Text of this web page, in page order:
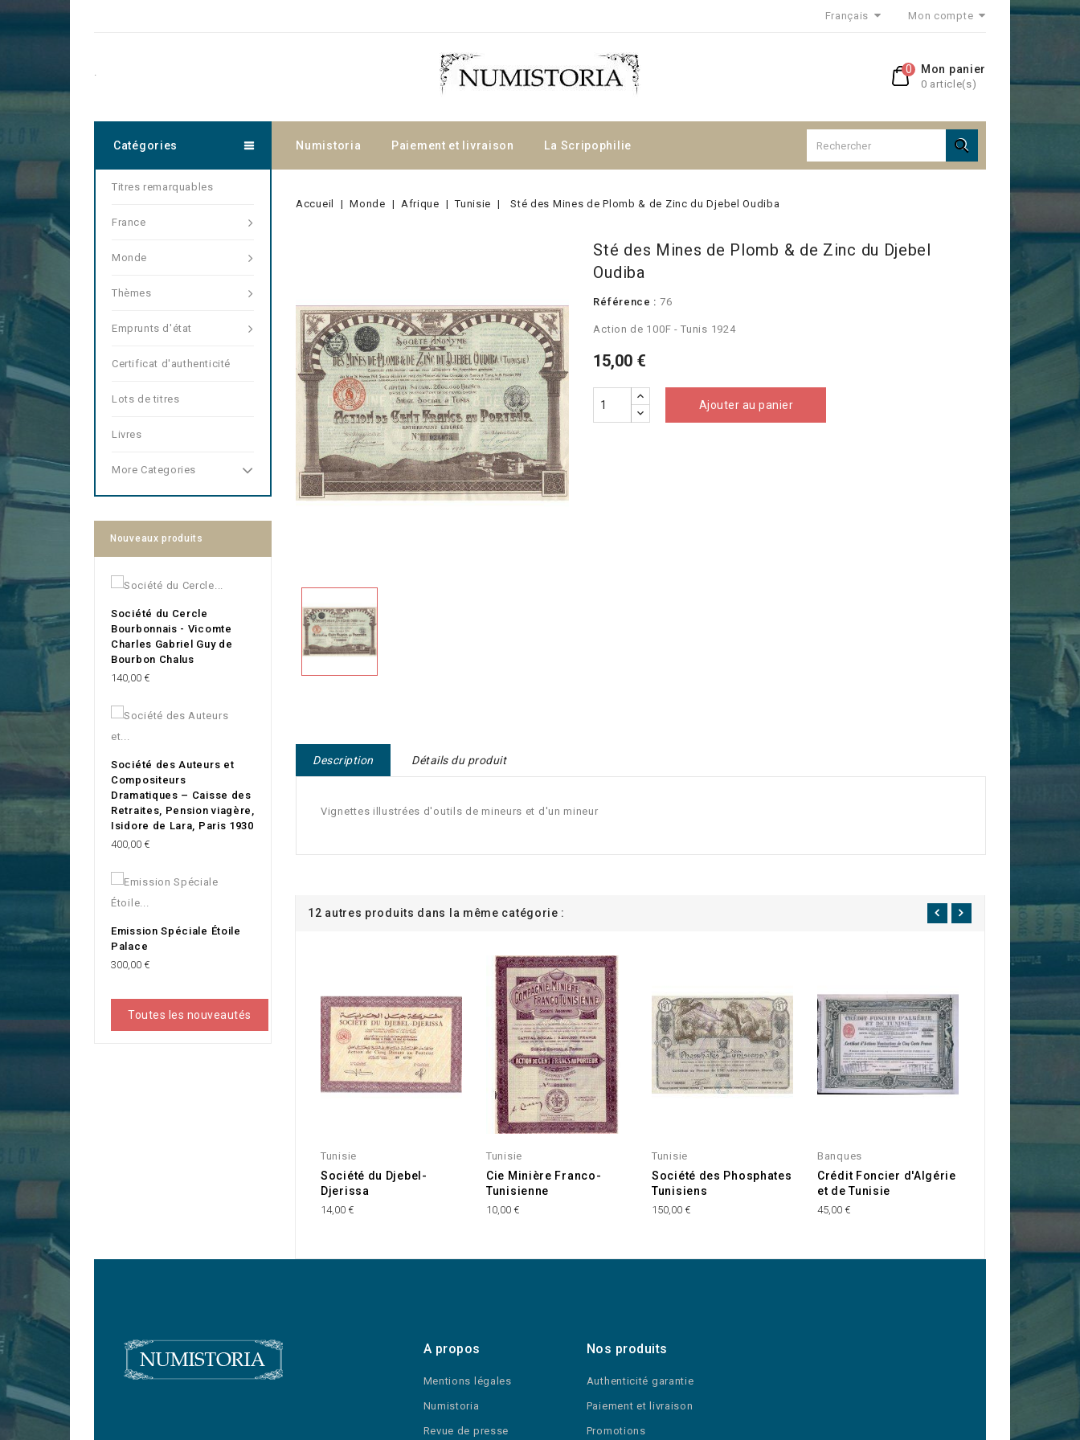
Français Mon compte
Mon panier
0 article(s)
0
.
Numistoria Paiement et livraison La Scripophilie 
Catégories
Titres remarquables
France
Monde
Thèmes
Emprunts d'état
Certificat d'authenticité
Lots de titres
Livres
More Categories
Nouveaux produits
Société du Cercle
Bourbonnais - Vicomte
Charles Gabriel Guy de
Bourbon Chalus
Prix
140,00 €
Société des Auteurs et
Compositeurs
Dramatiques – Caisse des
Retraites, Pension viagère,
Isidore de Lara, Paris 1930
Prix
400,00 €
Emission Spéciale Étoile
Palace
Prix
300,00 €
Toutes les nouveautés
Accueil Monde Afrique Tunisie Sté des Mines de Plomb & de Zinc du Djebel Oudiba
Sté des Mines de Plomb & de Zinc du Djebel
Oudiba
Référence : 76
Action de 100F - Tunis 1924
15,00 €
Ajouter au panier
Description Détails du produit
Vignettes illustrées d'outils de mineurs et d'un mineur
12 autres produits dans la même catégorie :
Tunisie
Société du Djebel-
Djerissa
14,00 €
Tunisie
Cie Minière Franco-
Tunisienne
10,00 €
Tunisie
Société des Phosphates
Tunisiens
150,00 €
Banques
Crédit Foncier d'Algérie
et de Tunisie
45,00 € 15,00 €
A propos
Mentions légales
Numistoria
Revue de presse
Nos produits
Authenticité garantie
Paiement et livraison
Promotions